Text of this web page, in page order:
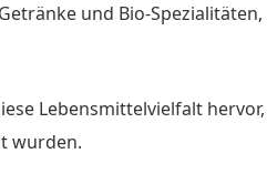
und Bio-
Lebensmittelvielfalt
wurden.